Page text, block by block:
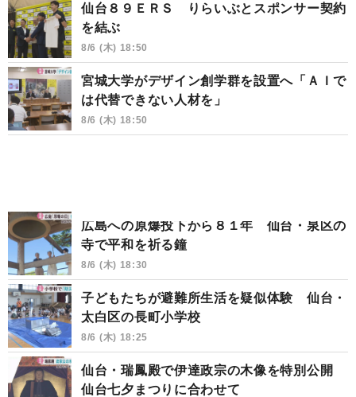
仙台８９ＥＲＳ りらいぶとスポンサー契約
を結ぶ
8/6 (木) 18:50
宮城大学がデザイン創学群を設置へ「ＡＩで
は代替できない人材を」
8/6 (木) 18:50
広島への原爆投下から８１年 仙台・泉区の
寺で平和を祈る鐘
8/6 (木) 18:30
子どもたちが避難所生活を疑似体験 仙台・
太白区の長町小学校
8/6 (木) 18:25
仙台・瑞鳳殿で伊達政宗の木像を特別公開
仙台七夕まつりに合わせて